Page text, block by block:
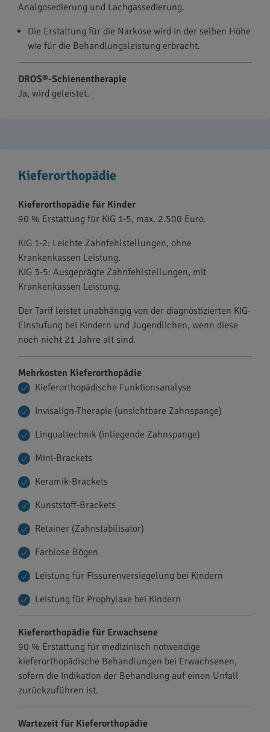
Analgosedierung und Lachgassedierung.
Die Erstattung für die Narkose wird in der selben Höhe
wie für die Behandlungsleistung erbracht.
DROS®-Schienentherapie
Ja, wird geleistet.
Kieferorthopädie
Kieferorthopädie für Kinder
90 % Erstattung für KIG 1-5, max. 2.500 Euro.
KIG 1-2: Leichte Zahnfehlstellungen, ohne
Krankenkassen Leistung.
KIG 3-5: Ausgeprägte Zahnfehlstellungen, mit
Krankenkassen Leistung.
Der Tarif leistet unabhängig von der diagnostizierten KIG-
Einstufung bei Kindern und Jugendlichen, wenn diese
noch nicht 21 Jahre alt sind.
Mehrkosten Kieferorthopädie
Kieferorthopädische Funktionsanalyse
Invisalign-Therapie (unsichtbare Zahnspange)
Lingualtechnik (inliegende Zahnspange)
Mini-Brackets
Keramik-Brackets
Kunststoff-Brackets
Retainer (Zahnstabilisator)
Farblose Bögen
Leistung für Fissurenversiegelung bei Kindern
Leistung für Prophylaxe bei Kindern
Kieferorthopädie für Erwachsene
90 % Erstattung für medizinisch notwendige
kieferorthopädische Behandlungen bei Erwachsenen,
sofern die Indikation der Behandlung auf einen Unfall
zurückzuführen ist.
Wartezeit für Kieferorthopädie